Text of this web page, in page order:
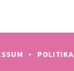
POLITIKA